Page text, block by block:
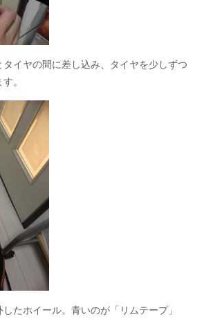
イヤの間に差し込み、タイヤを少しずつ
。
たホイール。青いのが「リムテープ」